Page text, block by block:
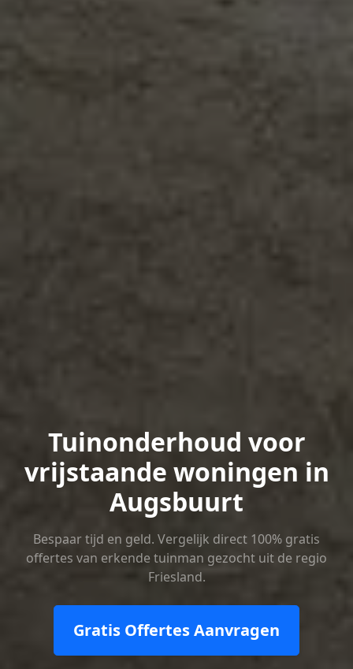
Tuinonderhoud voor
vrijstaande woningen in
Augsbuurt
Bespaar tijd en geld. Vergelijk direct 100% gratis
offertes van erkende tuinman gezocht uit de regio
Friesland.
Gratis Offertes Aanvragen